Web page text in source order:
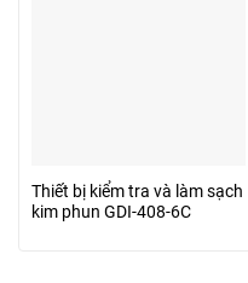
Thiết bị kiểm tra và làm sạch
kim phun GDI-408-6C